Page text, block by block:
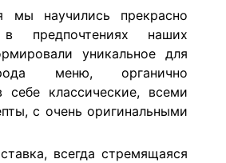
мы научились прекрасно
в предпочтениях наших
уникальное для
меню, органично
классические, всеми
с очень оригинальными
всегда стремящаяся